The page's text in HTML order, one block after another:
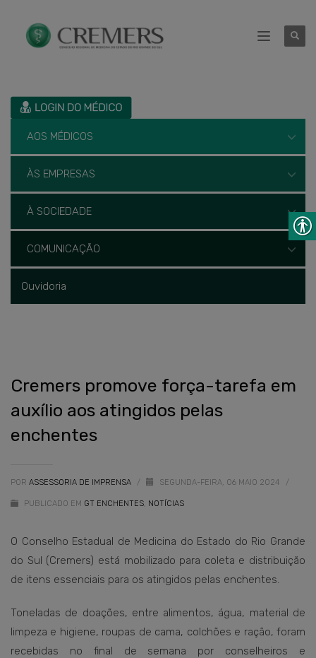
AOS MÉDICOS
ÀS EMPRESAS
À SOCIEDADE
COMUNICAÇÃO
Ouvidoria
Cremers promove força-tarefa em
auxílio aos atingidos pelas
enchentes
POR ASSESSORIA DE IMPRENSA / SEGUNDA-FEIRA, 06 MAIO 2024 /
PUBLICADO EM GT ENCHENTES, NOTÍCIAS
O Conselho Estadual de Medicina do Estado do Rio Grande
do Sul (Cremers) está mobilizado para coleta e distribuição
de itens essenciais para os atingidos pelas enchentes.
Toneladas de doações, entre alimentos, água, material de
limpeza e higiene, roupas de cama, colchões e ração, foram
recebidas no final de semana por conselheiros e